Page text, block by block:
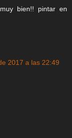
bien!! pintar en
2017 a las 22:49